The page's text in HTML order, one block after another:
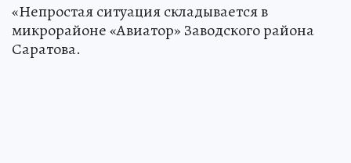
«Непростая ситуация складывается в
микрорайоне «Авиатор» Заводского района
Саратова.